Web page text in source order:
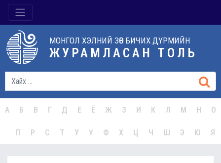
МОНГОЛ ХЭЛНИЙ ЗӨВ БИЧИХ ДҮРМИЙН
ЖУРАМЛАСАН ТОЛЬ
А Б В Г Д Е Ё Ж З И К Л М Н О
П Р С Т У Ү Ф Х Ц Ч Ш Э Ю Я